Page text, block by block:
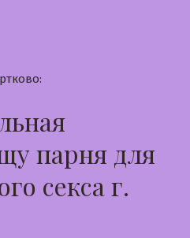
парня для
секса г.